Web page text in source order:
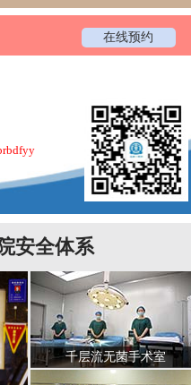
在线预约
安全体系
千层流无菌手术室